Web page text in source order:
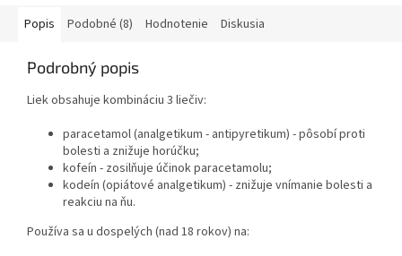
Popis Podobné (8) Hodnotenie Diskusia
Podrobný popis
Liek obsahuje kombináciu 3 liečiv:
paracetamol (analgetikum - antipyretikum) - pôsobí proti
bolesti a znižuje horúčku;
kofeín - zosilňuje účinok paracetamolu;
kodeín (opiátové analgetikum) - znižuje vnímanie bolesti a
reakciu na ňu.
Používa sa u dospelých (nad 18 rokov) na: